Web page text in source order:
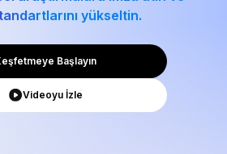
yükseltin.
Başlayın
Videoyu İzle